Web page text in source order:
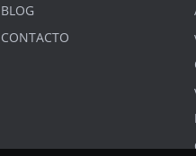
BLOG
CONTACTO